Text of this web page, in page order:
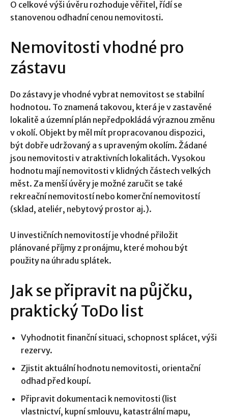
O celkové výši úvěru rozhoduje věřitel, řídí se
stanovenou odhadní cenou nemovitosti.
Nemovitosti vhodné pro
zástavu
Do zástavy je vhodné vybrat nemovitost se stabilní
hodnotou. To znamená takovou, která je v zastavěné
lokalitě a územní plán nepředpokládá výraznou změnu
v okolí. Objekt by měl mít propracovanou dispozici,
být dobře udržovaný a s upraveným okolím. Žádané
jsou nemovitosti v atraktivních lokalitách. Vysokou
hodnotu mají nemovitosti v klidných částech velkých
měst. Za menší úvěry je možné zaručit se také
rekreační nemovitostí nebo komerční nemovitostí
(sklad, ateliér, nebytový prostor aj.).
U investičních nemovitostí je vhodné přiložit
plánované příjmy z pronájmu, které mohou být
použity na úhradu splátek.
Jak se připravit na půjčku,
praktický ToDo list
Vyhodnotit finanční situaci, schopnost splácet, výši
rezervy.
Zjistit aktuální hodnotu nemovitosti, orientační
odhad před koupí.
Připravit dokumentaci k nemovitosti (list
vlastnictví, kupní smlouvu, katastrální mapu,